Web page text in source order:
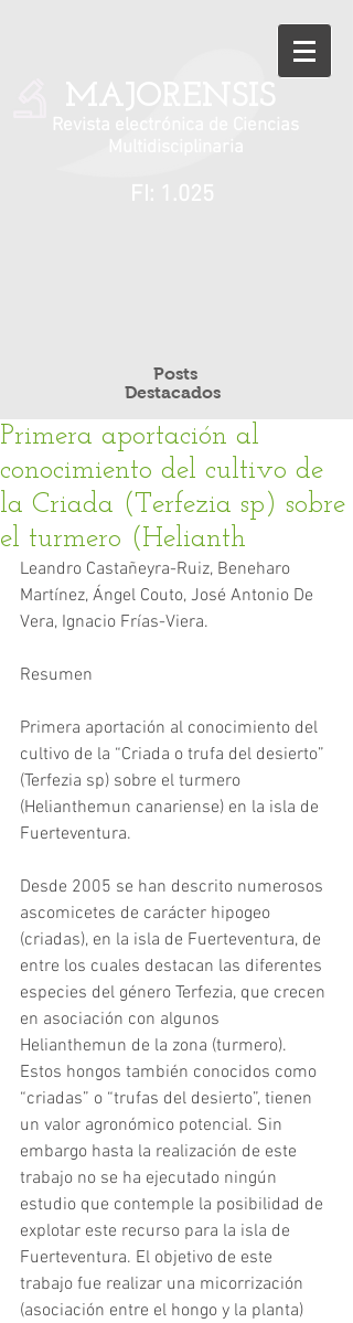
MAJORENSIS
Posts
Destacados
Primera aportación al
conocimiento del cultivo de
la Criada (Terfezia sp) sobre
el turmero (Helianth
Leandro Castañeyra-Ruiz, Beneharo
Martínez, Ángel Couto, José Antonio De
Vera, Ignacio Frías-Viera.
Resumen
Primera aportación al conocimiento del
cultivo de la “Criada o trufa del desierto”
(Terfezia sp) sobre el turmero
(Helianthemun canariense) en la isla de
Fuerteventura.
Desde 2005 se han descrito numerosos
ascomicetes de carácter hipogeo
(criadas), en la isla de Fuerteventura, de
entre los cuales destacan las diferentes
especies del género Terfezia, que crecen
en asociación con algunos
Helianthemun de la zona (turmero).
Estos hongos también conocidos como
“criadas” o “trufas del desierto”, tienen
un valor agronómico potencial. Sin
embargo hasta la realización de este
trabajo no se ha ejecutado ningún
estudio que contemple la posibilidad de
explotar este recurso para la isla de
Fuerteventura. El objetivo de este
trabajo fue realizar una micorrización
(asociación entre el hongo y la planta)